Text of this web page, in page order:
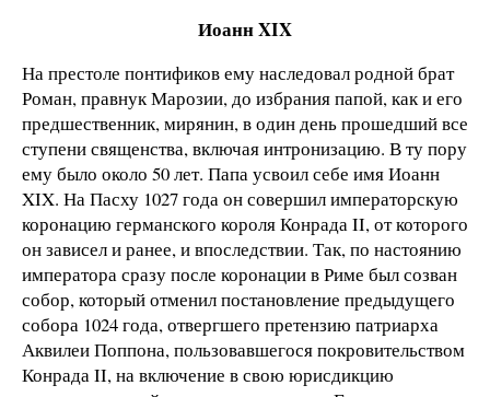
Иоанн XIX
На престоле понтификов ему наследовал родной брат
Роман, правнук Марозии, до избрания папой, как и его
предшественник, мирянин, в один день прошедший все
ступени священства, включая интронизацию. В ту пору
ему было около 50 лет. Папа усвоил себе имя Иоанн
XIX. На Пасху 1027 года он совершил императорскую
коронацию германского короля Конрада II, от которого
он зависел и ранее, и впоследствии. Так, по настоянию
императора сразу после коронации в Риме был созван
собор, который отменил постановление предыдущего
собора 1024 года, отвергшего претензию патриарха
Аквилеи Поппона, пользовавшегося покровительством
Конрада II, на включение в свою юрисдикцию